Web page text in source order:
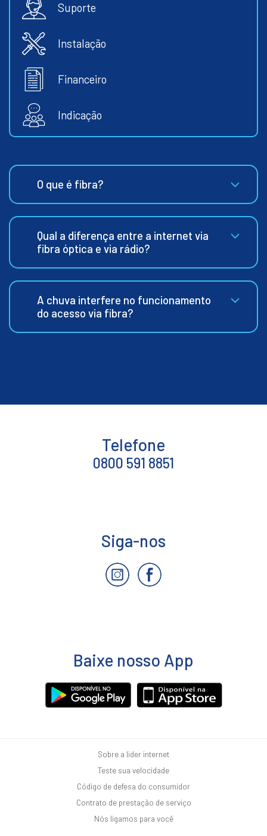
Suporte
Instalação
Financeiro
Indicação
O que é fibra?
Qual a diferença entre a internet via
fibra óptica e via rádio?
A chuva interfere no funcionamento
do acesso via fibra?
Telefone
0800 591 8851
Siga-nos
Baixe nosso App
Sobre a lider internet
Teste sua velocidade
Código de defesa do consumidor
Contrato de prestação de serviço
Nós ligamos para você